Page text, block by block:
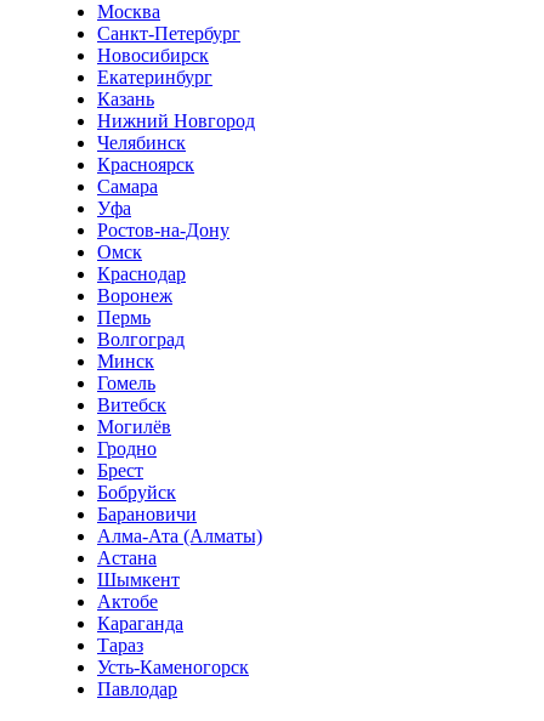
Москва
Санкт-Петербург
Новосибирск
Екатеринбург
Казань
Нижний Новгород
Челябинск
Красноярск
Самара
Уфа
Ростов-на-Дону
Омск
Краснодар
Воронеж
Пермь
Волгоград
Минск
Гомель
Витебск
Могилёв
Гродно
Брест
Бобруйск
Барановичи
Алма-Ата (Алматы)
Астана
Шымкент
Актобе
Караганда
Тараз
Усть-Каменогорск
Павлодар